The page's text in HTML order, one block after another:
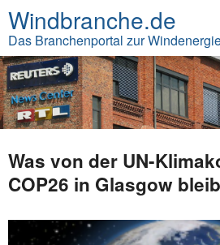
Windbranche.de
Das Branchenportal zur
Was von der UN-
COP26 in Glasgow